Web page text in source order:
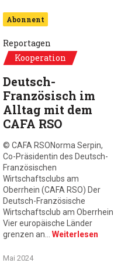
Abonnent
Reportagen
Kooperation
Deutsch-
Französisch im
Alltag mit dem
CAFA RSO
© CAFA RSONorma Serpin,
Co-Präsidentin des Deutsch-
Französischen
Wirtschaftsclubs am
Oberrhein (CAFA RSO) Der
Deutsch-Französische
Wirtschaftsclub am Oberrhein
Vier europäische Länder
grenzen an… Weiterlesen
Mai 2024